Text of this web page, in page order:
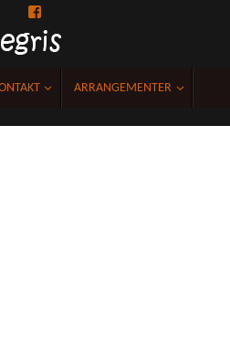
Facebook
ARRANGEMENTER